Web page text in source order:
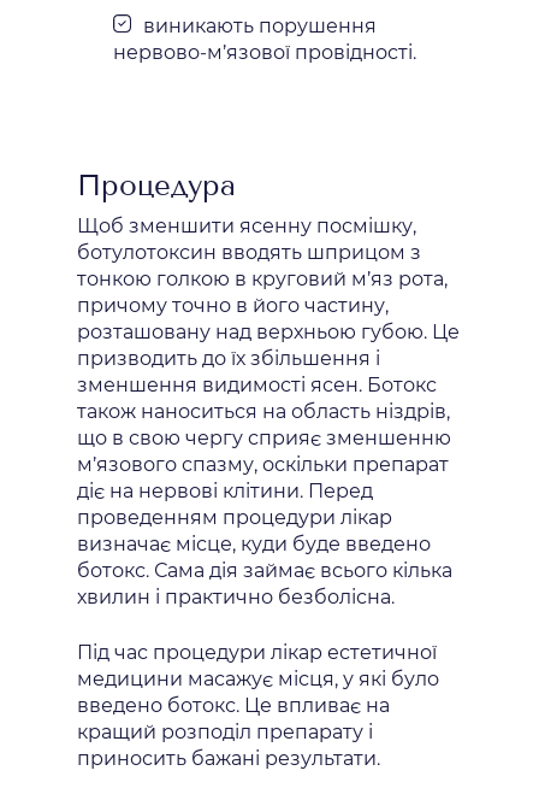
виникають порушення
нервово-м’язової провідності.
Процедура
Щоб зменшити ясенну посмішку,
ботулотоксин вводять шприцом з
тонкою голкою в круговий м’яз рота,
причому точно в його частину,
розташовану над верхньою губою. Це
призводить до їх збільшення і
зменшення видимості ясен. Ботокс
також наноситься на область ніздрів,
що в свою чергу сприяє зменшенню
м’язового спазму, оскільки препарат
діє на нервові клітини. Перед
проведенням процедури лікар
визначає місце, куди буде введено
ботокс. Сама дія займає всього кілька
хвилин і практично безболісна.
Під час процедури лікар естетичної
медицини масажує місця, у які було
введено ботокс. Це впливає на
кращий розподіл препарату і
приносить бажані результати.